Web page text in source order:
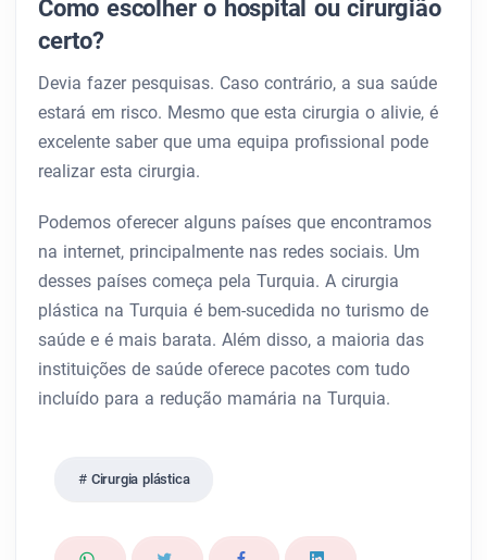
Como escolher o hospital ou cirurgião
certo?
Devia fazer pesquisas. Caso contrário, a sua saúde
estará em risco. Mesmo que esta cirurgia o alivie, é
excelente saber que uma equipa profissional pode
realizar esta cirurgia.
Podemos oferecer alguns países que encontramos
na internet, principalmente nas redes sociais. Um
desses países começa pela Turquia. A cirurgia
plástica na Turquia é bem-sucedida no turismo de
saúde e é mais barata. Além disso, a maioria das
instituições de saúde oferece pacotes com tudo
incluído para a redução mamária na Turquia.
Cirurgia plástica